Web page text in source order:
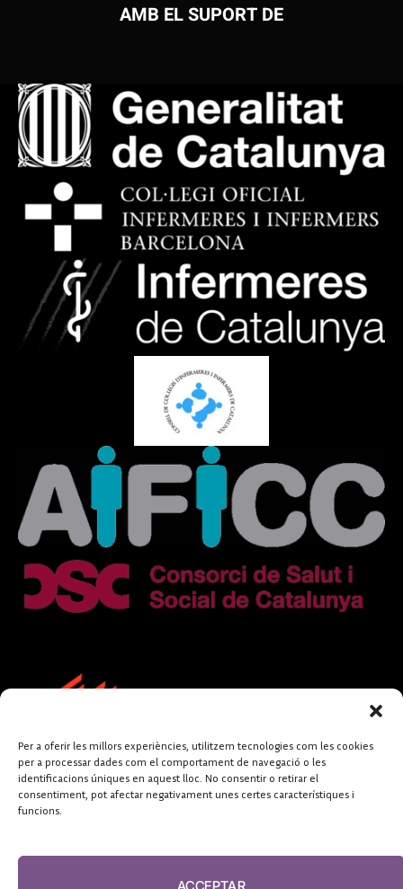
Per a oferir les millors experiències, utilitzem tecnologies com les cookies
per a processar dades com el comportament de navegació o les
identificacions úniques en aquest lloc. No consentir o retirar el
consentiment, pot afectar negativament unes certes característiques i
funcions.
ACCEPTAR
AMB EL SUPORT DE
FUNDACIÓ